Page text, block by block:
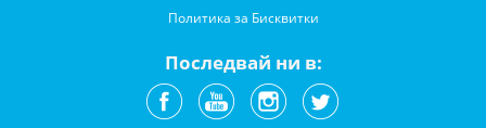
Политика за Бисквитки
Последвай ни в: